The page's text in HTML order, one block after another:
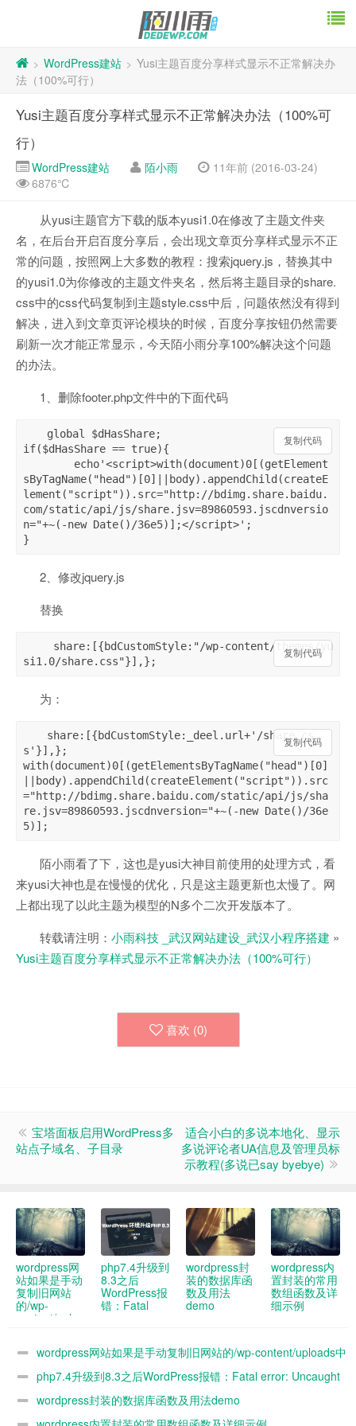
> WordPress建站 > Yusi主题百度分享样式显示不正常解决办
法（100%可行）
Yusi主题百度分享样式显示不正常解决办法（100%可
行）
WordPress建站 陌小雨
11年前 (2016-03-24)
6876℃
从yusi主题官方下载的版本yusi1.0在修改了主题文件夹
名，在后台开启百度分享后，会出现文章页分享样式显示不正
常的问题，按照网上大多数的教程：搜索jquery.js，替换其中
的yusi1.0为你修改的主题文件夹名，然后将主题目录的share.
css中的css代码复制到主题style.css中后，问题依然没有得到
解决，进入到文章页评论模块的时候，百度分享按钮仍然需要
刷新一次才能正常显示，今天陌小雨分享100%解决这个问题
的办法。
1、删除footer.php文件中的下面代码
复制代码
global $dHasShare;
if($dHasShare == true){
sByTagName("head")[0]||body).appendChild(createE
lement("script")).src="http://bdimg.share.baidu.
com/static/api/js/share.jsv=89860593.jscdnversio
n="+~(-new Date()/36e5)];</script>';
}
2、修改jquery.js
替换
复制代码
si1.0/share.css"}],};
为：
复制代码
share:[{bdCustomStyle:_deel.url+'/share.cs
s'}],};
with(document)0[(getElementsByTagName("head")[0]
||body).appendChild(createElement("script")).src
="http://bdimg.share.baidu.com/static/api/js/sha
re.jsv=89860593.jscdnversion="+~(-new Date()/36e
陌小雨看了下，这也是yusi大神目前使用的处理方式，看
来yusi大神也是在慢慢的优化，只是这主题更新也太慢了。网
上都出现了以此主题为模型的N多个二次开发版本了。
转载请注明： 小雨科技 _武汉网站建设_武汉小程序搭建 »
Yusi主题百度分享样式显示不正常解决办法（100%可行）
喜欢 (0)
宝塔面板启用WordPress多
站点子域名、子目录
适合小白的多说本地化、显示
多说评论者UA信息及管理员标
示教程(多说已say byebye)
wordpress网
站如果是手动
复制旧网站
的/wp-
content/uploads
媒体库没办法
看到 怎么解
决
php7.4升级到
8.3之后
WordPress报
错：Fatal
ArgumentCountError:
Too few
arguments to
function
WP_Widget::__construct()
解决办法
wordpress封
装的数据库函
数及用法
demo
wordpress内
置封装的常用
数组函数及详
细示例
wordpress网站如果是手动复制旧网站的/wp-content/uploads中
的图片到新网站 新网站媒体库没办法看到 怎么解决
php7.4升级到8.3之后WordPress报错：Fatal error: Uncaught
ArgumentCountError: Too few arguments to function
wordpress封装的数据库函数及用法demo